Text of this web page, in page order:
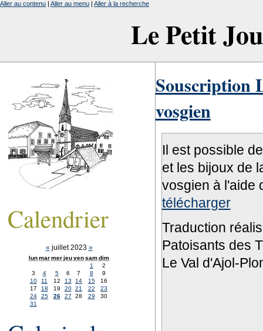
Le Petit
Aller au contenu | Aller au menu | Aller à la recherche
Souscription
vosgien
Il est possible
et les bijoux de
vosgien à l'aide
télécharger
Traduction
Patoisants des
Le Val d'Ajol-
Calendrier
« juillet 2023 »
lunmarmerjeuvensamdim
1
2
3
4 5 6 7 8
9
10
11 12 13 14 15
16
17
18 19 20 21 22
23
24
25 26 27 28 29
30
31